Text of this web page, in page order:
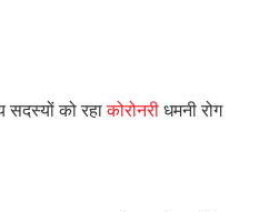
सदस्यों को रहाकोरोनरी धमनी रोग